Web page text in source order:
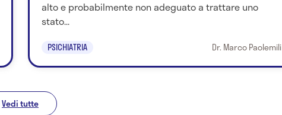
alto e probabilmente non adeguato a trattare uno
stato...
PSICHIATRIA Dr. Marco Paolemili
Vedi tutte